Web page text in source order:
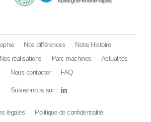
Nos différences
Notre Histoire
Nos réalisations Parc machines
Actualités
Nous contacter
FAQ
Suivez-nous sur :
légales Politique de confidentialité